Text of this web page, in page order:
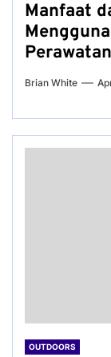
Manfaat
Brian White
OUTDOORS